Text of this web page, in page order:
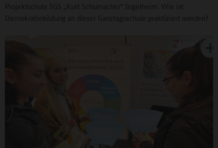
Projektschule IGS „Kurt Schumacher“ Ingelheim. Wie ist
Demokratiebildung an dieser Ganztagsschule praktiziert worden?